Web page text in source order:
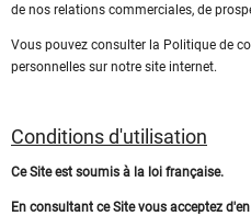
de nos relations commerciales, de
Vous pouvez consulter la Politique de
personnelles sur notre site internet.
Conditions d'utilisation
Ce Site est soumis à la loi française.
En consultant ce Site vous acceptez